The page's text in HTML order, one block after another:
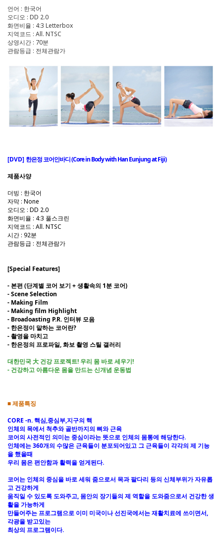
언어 : 한국어
오디오 : DD 2.0
화면비율 : 4:3 Letterbox
지역코드 : All. NTSC
상영시간 : 70분
관람등급 : 전체관람가
[DVD] 한은정 코어인바디 (Core in Body with Han Eunjung at Fiji)
제품사양
더빙 : 한국어
자막 : None
오디오 : DD 2.0
화면비율 : 4:3 풀스크린
지역코드 : All. NTSC
시간 : 92분
관람등급 : 전체관람가
[Special Features]
- 본편 (단계별 코어 보기 + 생활속의 1분 코어)
- Scene Selection
- Making Film
- Making film Highlight
- Broadoasting P.R. 인터뷰 모음
- 한은정이 말하는 코어란?
- 촬영을 마치고
- 한은정의 프로파일, 화보 촬영 스틸 갤러리
대한민국 大 건강 프로젝트! 우리 몸 바로 세우기!
- 건강하고 아름다운 몸을 만드는 신개념 운동법
■ 제품특징
CORE -n. 핵심,중심부,지구의 핵
인체의 목에서 척추와 골반까지의 뼈와 근육
코어의 사전적인 의미는 중심이라는 뜻으로 인체의 몸통에 해당한다.
인체에는 360개의 수많은 근육들이 분포되어있고 그 근육들이 각각의 제 기능
을 했을때
우리 몸은 편안함과 활력을 얻게된다.
코어는 인체의 중심을 바로 세워 줌으로서 목과 팔다리 등의 신체부위가 자유롭
고 건강하게
움직일 수 있도록 도와주고, 몸안의 장기들의 제 역할을 도와줌으로서 건강한 생
활을 가능하게
만들어주는 프로그램으로 이미 미국이나 선진국에서는 재활치료에 쓰이면서,
각광을 받고있는
최상의 프로그램이다.